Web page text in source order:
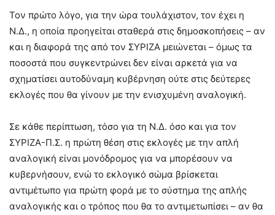
Τον πρώτο λόγο, για την ώρα τουλάχιστον, τον έχει η
Ν.Δ., η οποία προηγείται σταθερά στις δημοσκοπήσεις – αν
και η διαφορά της από τον ΣΥΡΙΖΑ μειώνεται – όμως τα
ποσοστά που συγκεντρώνει δεν είναι αρκετά για να
σχηματίσει αυτοδύναμη κυβέρνηση ούτε στις δεύτερες
εκλογές που θα γίνουν με την ενισχυμένη αναλογική.
Σε κάθε περίπτωση, τόσο για τη Ν.Δ. όσο και για τον
ΣΥΡΙΖΑ-Π.Σ. η πρώτη θέση στις εκλογές με την απλή
αναλογική είναι μονόδρομος για να μπορέσουν να
κυβερνήσουν, ενώ το εκλογικό σώμα βρίσκεται
αντιμέτωπο για πρώτη φορά με το σύστημα της απλής
αναλογικής και ο τρόπος που θα το αντιμετωπίσει – αν θα